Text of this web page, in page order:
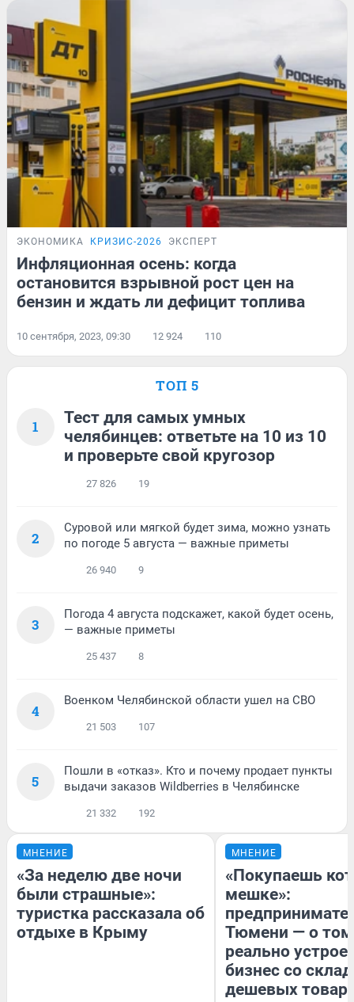
ЭКОНОМИКА КРИЗИС-2026 ЭКСПЕРТ
Инфляционная осень: когда
остановится взрывной рост цен на
бензин и ждать ли дефицит топлива
10 сентября, 2023, 09:30 12 924 110
ТОП 5
1
Тест для самых умных
челябинцев: ответьте на 10 из 10
и проверьте свой кругозор
27 826 19
2
Суровой или мягкой будет зима, можно узнать
по погоде 5 августа — важные приметы
26 940 9
3
Погода 4 августа подскажет, какой будет осень,
— важные приметы
25 437 8
4
Военком Челябинской области ушел на СВО
21 503 107
5
Пошли в «отказ». Кто и почему продает пункты
выдачи заказов Wildberries в Челябинске
21 332 192
МНЕНИЕ
«За неделю две ночи
были страшные»:
туристка рассказала об
отдыхе в Крыму
МНЕНИЕ
«Покупаешь
мешке»:
Тюмени — о
реально
бизнес со
дешевых